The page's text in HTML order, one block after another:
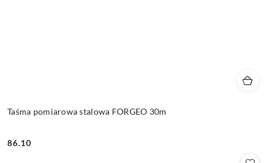
Taśma pomiarowa stalowa FORGEO 30m
Cena:
86.10